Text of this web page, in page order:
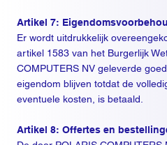
Artikel 7:
Er wordt uitdrukkelijk
artikel 1583 van het Burgerlijk
COMPUTERS NV geleverde
eigendom blijven totdat de
eventuele kosten, is betaald.
Artikel 8: Offertes en